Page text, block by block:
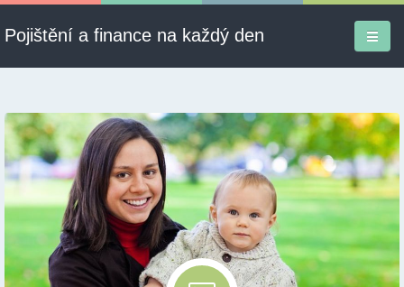
Pojištění a finance na každý den
Informace
Pojištění
Ekonomika